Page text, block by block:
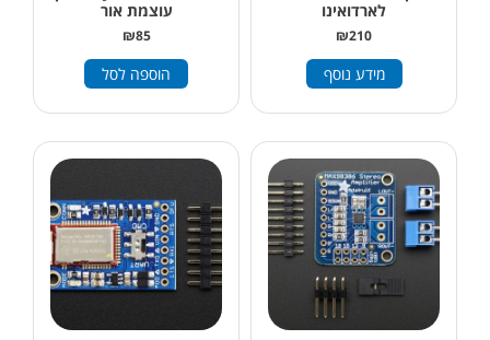
לארדואינו
₪210
מידע נוסף
עוצמת אור
₪85
הוספה לסל